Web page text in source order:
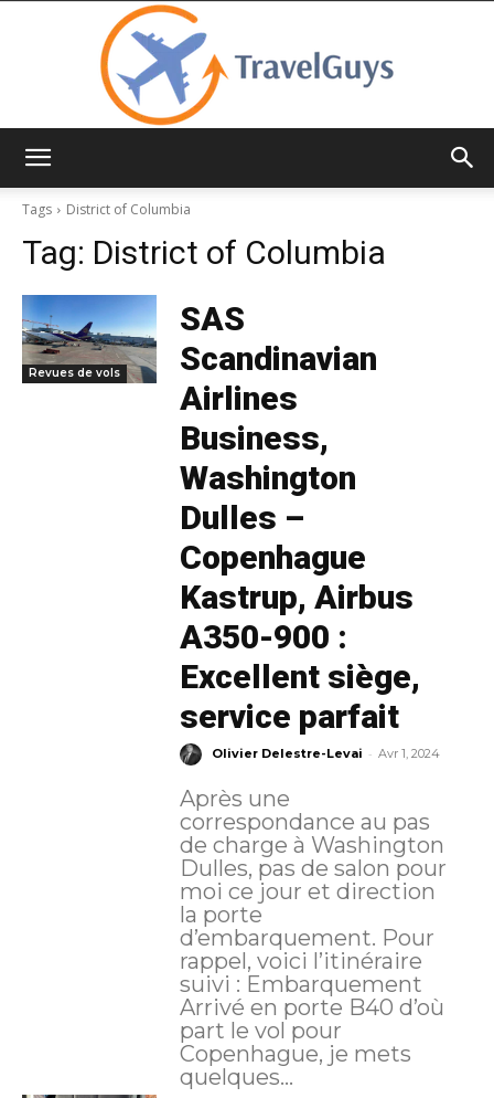
Tags
District of Columbia
Tag: District of Columbia
Revues de vols
SAS
Scandinavian
Airlines
Business,
Washington
Dulles –
Copenhague
Kastrup, Airbus
A350-900 :
Excellent siège,
service parfait
Olivier Delestre-Levai - Avr 1, 2024
Après une
correspondance au pas
de charge à Washington
Dulles, pas de salon pour
moi ce jour et direction
la porte
d’embarquement. Pour
rappel, voici l’itinéraire
suivi : Embarquement
Arrivé en porte B40 d’où
part le vol pour
Copenhague, je mets
quelques...